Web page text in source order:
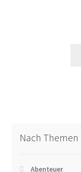
Nach Themen
Abenteuer